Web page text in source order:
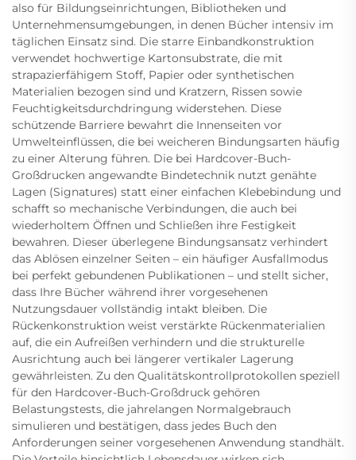
also für Bildungseinrichtungen, Bibliotheken und
Unternehmensumgebungen, in denen Bücher intensiv im
täglichen Einsatz sind. Die starre Einbandkonstruktion
verwendet hochwertige Kartonsubstrate, die mit
strapazierfähigem Stoff, Papier oder synthetischen
Materialien bezogen sind und Kratzern, Rissen sowie
Feuchtigkeitsdurchdringung widerstehen. Diese
schützende Barriere bewahrt die Innenseiten vor
Umwelteinflüssen, die bei weicheren Bindungsarten häufig
zu einer Alterung führen. Die bei Hardcover-Buch-
Großdrucken angewandte Bindetechnik nutzt genähte
Lagen (Signatures) statt einer einfachen Klebebindung und
schafft so mechanische Verbindungen, die auch bei
wiederholtem Öffnen und Schließen ihre Festigkeit
bewahren. Dieser überlegene Bindungsansatz verhindert
das Ablösen einzelner Seiten – ein häufiger Ausfallmodus
bei perfekt gebundenen Publikationen – und stellt sicher,
dass Ihre Bücher während ihrer vorgesehenen
Nutzungsdauer vollständig intakt bleiben. Die
Rückenkonstruktion weist verstärkte Rückenmaterialien
auf, die ein Aufreißen verhindern und die strukturelle
Ausrichtung auch bei längerer vertikaler Lagerung
gewährleisten. Zu den Qualitätskontrollprotokollen speziell
für den Hardcover-Buch-Großdruck gehören
Belastungstests, die jahrelangen Normalgebrauch
simulieren und bestätigen, dass jedes Buch den
Anforderungen seiner vorgesehenen Anwendung standhält.